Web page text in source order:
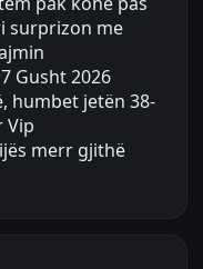
surprizon me
Gusht 2026
humbet jetën 38-
Vip
merr gjithë